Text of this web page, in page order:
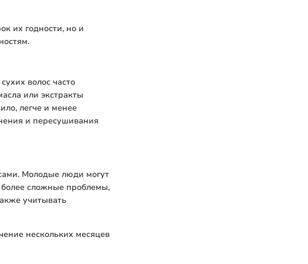
их годности, но и
волос часто
или экстракты
легче и менее
и пересушивания
Молодые люди могут
более сложные проблемы,
учитывать
нескольких месяцев